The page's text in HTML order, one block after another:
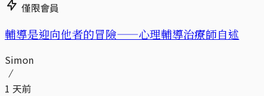
僅限會員
輔導是迎向他者的冒險——心理輔導治療師自述
Simon
1 天前